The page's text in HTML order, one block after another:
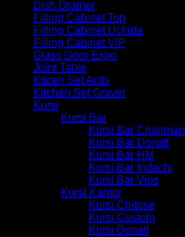
Dish Drainer
Filling Cabinet Top
Filling Cabinet Uchida
Filling Cabinet VIP
Glass Door Expo
Joint Table
Kitcen Set Activ
Kitchen Set Graver
Kursi
Kursi Bar
Kursi Bar Chairman
Kursi Bar Donati
Kursi Bar HM
Kursi Bar Indachi
Kursi Bar Vios
Kursi Kantor
Kursi Chitose
Kursi Custom
Kursi Donati